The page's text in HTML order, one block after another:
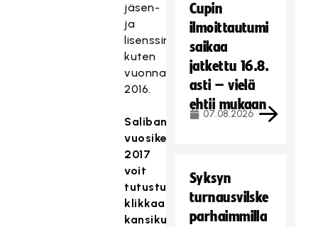
jäsen-
ja
lisenssimaksutuottoina,
kuten
vuonna
2016.
Salibandyliiton
vuosikertomukseen
2017
voit
tutustua
klikkaamalla
kansikuvaa.
Cupin
ilmoittautumi
saikaa
jatkettu 16.8.
asti – vielä
ehtii mukaan
07.08.2026
Syksyn
turnausvilske
parhaimmilla